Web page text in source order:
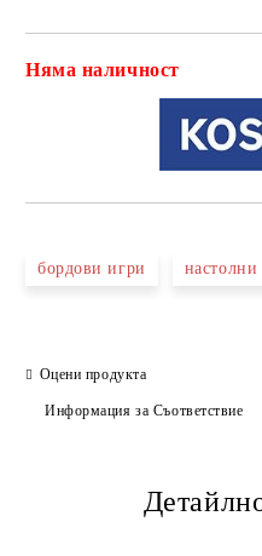
Няма наличност
бордови игри настолни
Оцени продукта
Информация за Съответствие